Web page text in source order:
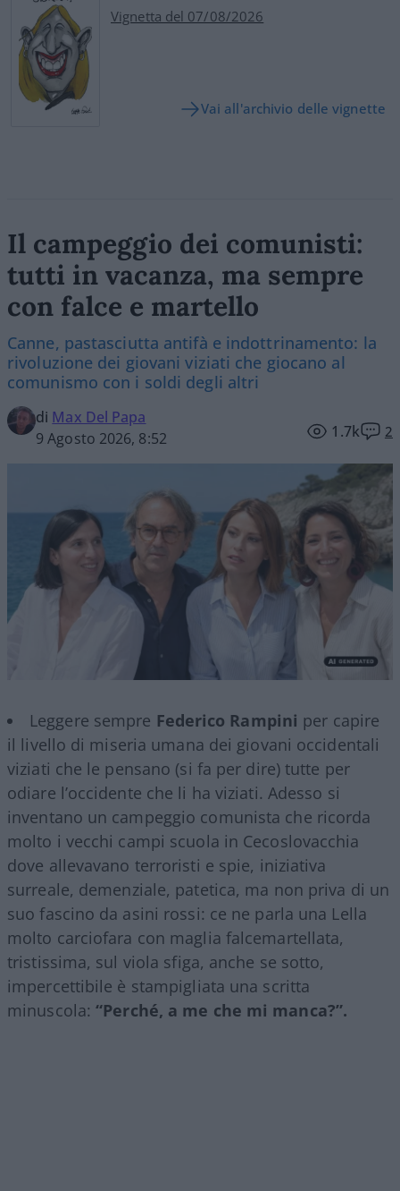
Vignetta del 07/08/2026
Vai all'archivio delle vignette
Il campeggio dei comunisti:
tutti in vacanza, ma sempre
con falce e martello
Canne, pastasciutta antifà e indottrinamento: la
rivoluzione dei giovani viziati che giocano al
comunismo con i soldi degli altri
di Max Del Papa
9 Agosto 2026, 8:52
1.7k 2
Leggere sempre Federico Rampini per capire
il livello di miseria umana dei giovani occidentali
viziati che le pensano (si fa per dire) tutte per
odiare l’occidente che li ha viziati. Adesso si
inventano un campeggio comunista che ricorda
molto i vecchi campi scuola in Cecoslovacchia
dove allevavano terroristi e spie, iniziativa
surreale, demenziale, patetica, ma non priva di un
suo fascino da asini rossi: ce ne parla una Lella
molto carciofara con maglia falcemartellata,
tristissima, sul viola sfiga, anche se sotto,
impercettibile è stampigliata una scritta
minuscola: “Perché, a me che mi manca?”.